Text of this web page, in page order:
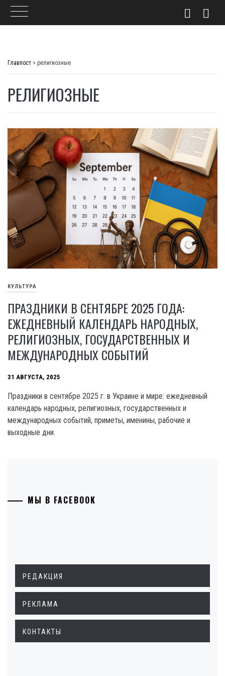
Главпост > религиозные
РЕЛИГИОЗНЫЕ
КУЛЬТУРА
ПРАЗДНИКИ В СЕНТЯБРЕ 2025 ГОДА:
ЕЖЕДНЕВНЫЙ КАЛЕНДАРЬ НАРОДНЫХ,
РЕЛИГИОЗНЫХ, ГОСУДАРСТВЕННЫХ И
МЕЖДУНАРОДНЫХ СОБЫТИЙ
31 АВГУСТА, 2025
Праздники в сентябре 2025 г. в Украине и мире: ежедневный
календарь народных, религиозных, государственных и
международных событий, приметы, именины, рабочие и
выходные дни.
МЫ В FACEBOOK
РЕДАКЦИЯ
РЕКЛАМА
КОНТАКТЫ